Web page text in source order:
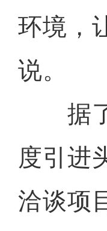
环境，
说。
据了
度引进
洽谈项